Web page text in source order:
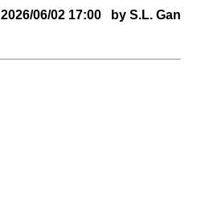
2026/06/02 17:00 by S.L. Gan